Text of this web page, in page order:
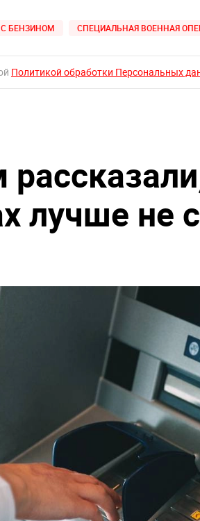
БЕНЗИНОМ СПЕЦИАЛЬНАЯ ВОЕННАЯ
Политикой обработки Персональных
лучше не